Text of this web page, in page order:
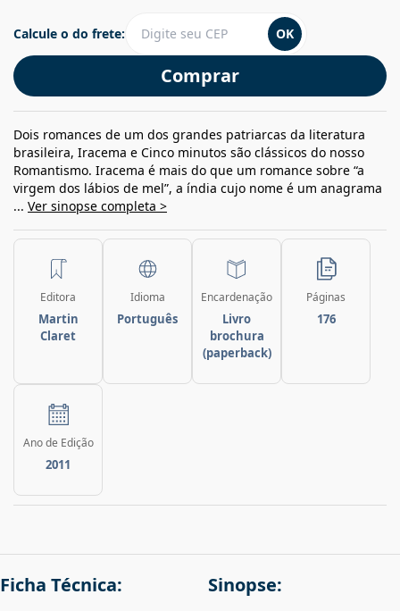
Comprar
Calcule o do frete: OK
Dois romances de um dos grandes patriarcas da literatura
brasileira, Iracema e Cinco minutos são clássicos do nosso
Romantismo. Iracema é mais do que um romance sobre “a
virgem dos lábios de mel”, a índia cujo nome é um anagrama
... Ver sinopse completa >
Editora
Martin
Claret
Idioma
Português
Encardenação
Livro
brochura
(paperback)
Páginas
176
Ano de Edição
2011
Ficha Técnica: Sinopse: